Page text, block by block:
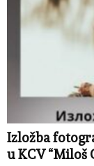
Izložba
u KCV “Miloš